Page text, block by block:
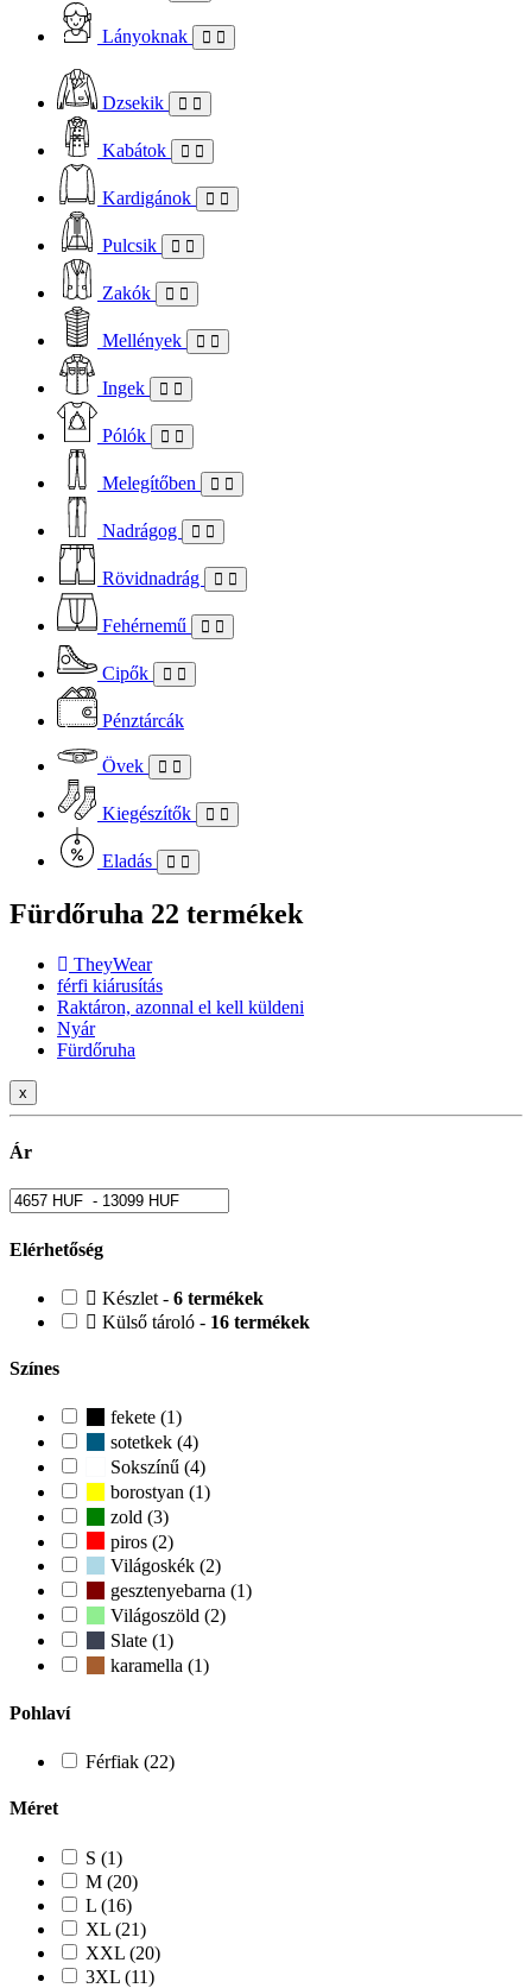
Lányoknak
Dzsekik
Kabátok
Kardigánok
Pulcsik
Zakók
Mellények
Ingek
Pólók
Melegítőben
Nadrágog
Rövidnadrág
Fehérnemű
Cipők
Pénztárcák
Övek
Kiegészítők
Eladás
Fürdőruha 22 termékek
TheyWear
férfi kiárusítás
Raktáron, azonnal el kell küldeni
Nyár
Fürdőruha
x
Ár
Elérhetőség
Készlet - 6 termékek
Külső tároló - 16 termékek
Színes
fekete (1)
sotetkek (4)
Sokszínű (4)
borostyan (1)
zold (3)
piros (2)
Világoskék (2)
gesztenyebarna (1)
Világoszöld (2)
Slate (1)
karamella (1)
Pohlaví
Férfiak (22)
Méret
S (1)
M (20)
L (16)
XL (21)
XXL (20)
3XL (11)